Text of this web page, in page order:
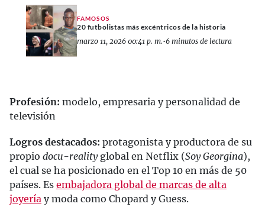
FAMOSOS
20 futbolistas más excéntricos de la historia
marzo 11, 2026 00:41 p. m.•6 minutos de lectura
Profesión: modelo, empresaria y personalidad de
televisión
Logros destacados: protagonista y productora de su
propio docu-realityglobal en Netflix (Soy Georgina),
el cual se ha posicionado en el Top 10 en más de 50
países. Es embajadora global de marcas de alta
joyería y moda como Chopard y Guess.